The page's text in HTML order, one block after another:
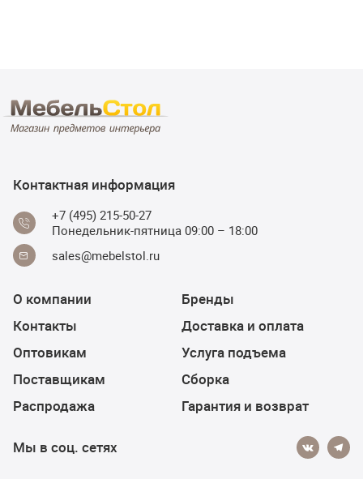
Контактная информация
+7 (495) 215-50-27
Понедельник-пятница 09:00 – 18:00
sales@mebelstol.ru
О компании
Контакты
Оптовикам
Поставщикам
Распродажа
Бренды
Доставка и оплата
Услуга подъема
Сборка
Гарантия и возврат
Мы в соц. сетях